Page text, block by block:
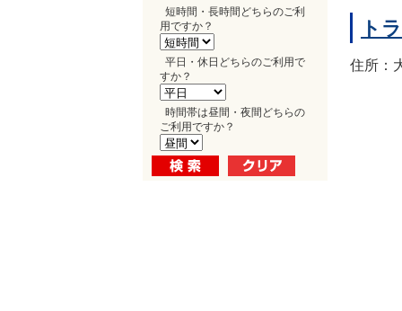
短時間・長時間どちらのご利
用ですか？
平日・休日どちらのご利用で
すか？
時間帯は昼間・夜間どちらの
ご利用ですか？
ト
住所：